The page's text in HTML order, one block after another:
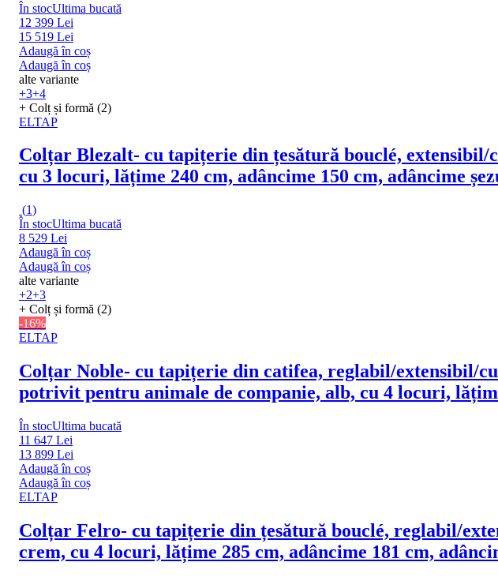
În stocUltima bucată
12 399 Lei
15 519 Lei
Adaugă în coș
Adaugă în coș
alte variante
+3+4
+ Colț și formă (2)
ELTAP
Colțar Blezalt- cu tapițerie din țesătură bouclé, extensibil/
cu 3 locuri, lățime 240 cm, adâncime 150 cm, adâncime
(1)
În stocUltima bucată
8 529 Lei
Adaugă în coș
Adaugă în coș
alte variante
+2+3
+ Colț și formă (2)
-16%
ELTAP
Colțar Noble- cu tapițerie din catifea, reglabil/extensibil/
potrivit pentru animale de companie, alb, cu 4 locuri,
În stocUltima bucată
11 647 Lei
13 899 Lei
Adaugă în coș
Adaugă în coș
ELTAP
Colțar Felro- cu tapițerie din țesătură bouclé, reglabil/
crem, cu 4 locuri, lățime 285 cm, adâncime 181 cm,